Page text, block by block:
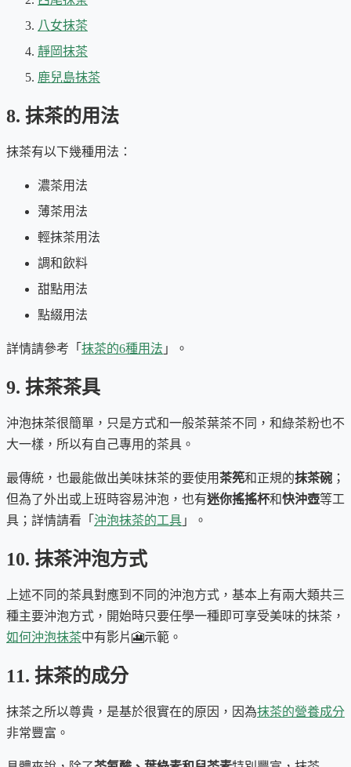
八女抹茶
靜岡抹茶
鹿兒島抹茶
8. 抹茶的用法
抹茶有以下幾種用法：
濃茶用法
薄茶用法
輕抹茶用法
調和飲料
甜點用法
點綴用法
詳情請參考「 抹茶的6種用法 」。
9. 抹茶茶具
沖泡抹茶很簡單，只是方式和一般茶葉茶不同，和綠茶粉也不
大一樣，所以有自己專用的茶具。
最傳統，也最能做出美味抹茶的要使用茶筅和正規的抹茶碗 ；
但為了外出或上班時容易沖泡，也有迷你搖搖杯和快沖壺等工
具；詳情請看「 沖泡抹茶的工具 」。
10. 抹茶沖泡方式
上述不同的茶具對應到不同的沖泡方式，基本上有兩大類共三
種主要沖泡方式，開始時只要任學一種即可享受美味的抹茶，
如何沖泡抹茶中有影片🎦示範。
11. 抹茶的成分
抹茶之所以尊貴，是基於很實在的原因，因為抹茶的營養成分
非常豐富。